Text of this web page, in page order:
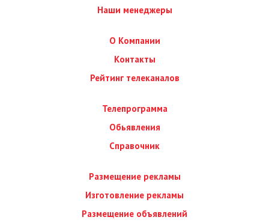
Наши менеджеры
О Компании
Контакты
Рейтинг телеканалов
Телепрограмма
Обьявления
Справочник
Размещение рекламы
Изготовление рекламы
Размещение объявлений